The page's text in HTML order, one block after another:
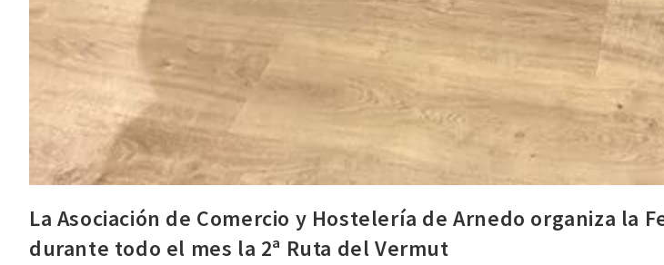
La Asociación de Comercio y Hostelería de Arnedo organiza la
durante todo el mes la 2ª Ruta del Vermut